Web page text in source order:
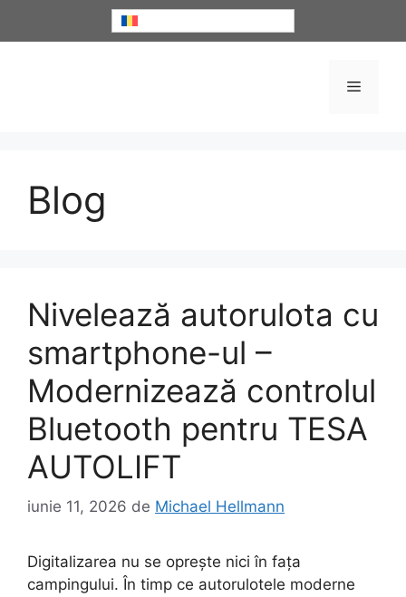
Meniu
Blog
Nivelează autorulota cu
smartphone-ul –
Modernizează controlul
Bluetooth pentru TESA
AUTOLIFT
iunie 11, 2026 de Michael Hellmann
Digitalizarea nu se oprește nici în fața
campingului. În timp ce autorulotele moderne